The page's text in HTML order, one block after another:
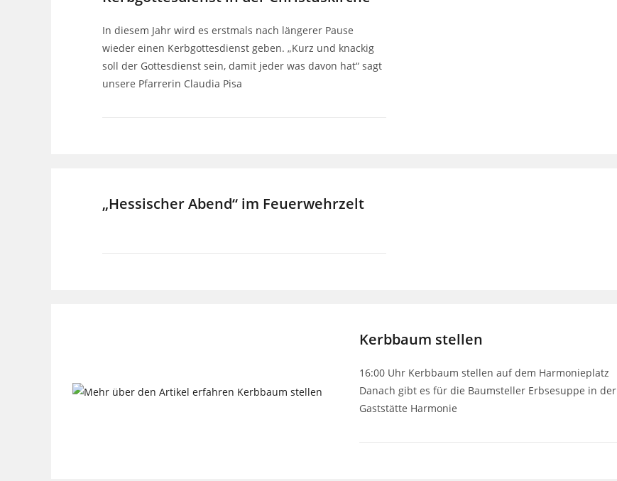
In diesem Jahr wird es erstmals nach längerer Pause
wieder einen Kerbgottesdienst geben. „Kurz und knackig
soll der Gottesdienst sein, damit jeder was davon hat“ sagt
unsere Pfarrerin Claudia Pisa
„Hessischer Abend“ im Feuerwehrzelt
Kerbbaum stellen
16:00 Uhr Kerbbaum stellen auf dem Harmonieplatz
Danach gibt es für die Baumsteller Erbsesuppe in der
Gaststätte Harmonie